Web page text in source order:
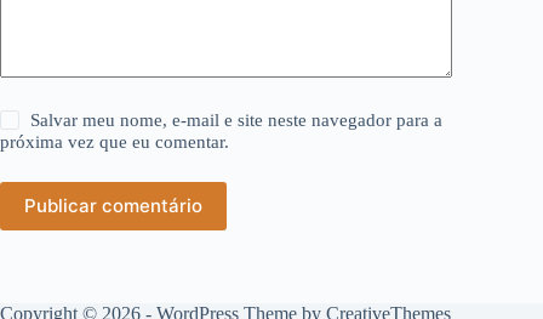
Salvar meu nome, e-mail e site neste navegador para a
próxima vez que eu comentar.
Publicar comentário
Copyright © 2026 - WordPress Theme by CreativeThemes